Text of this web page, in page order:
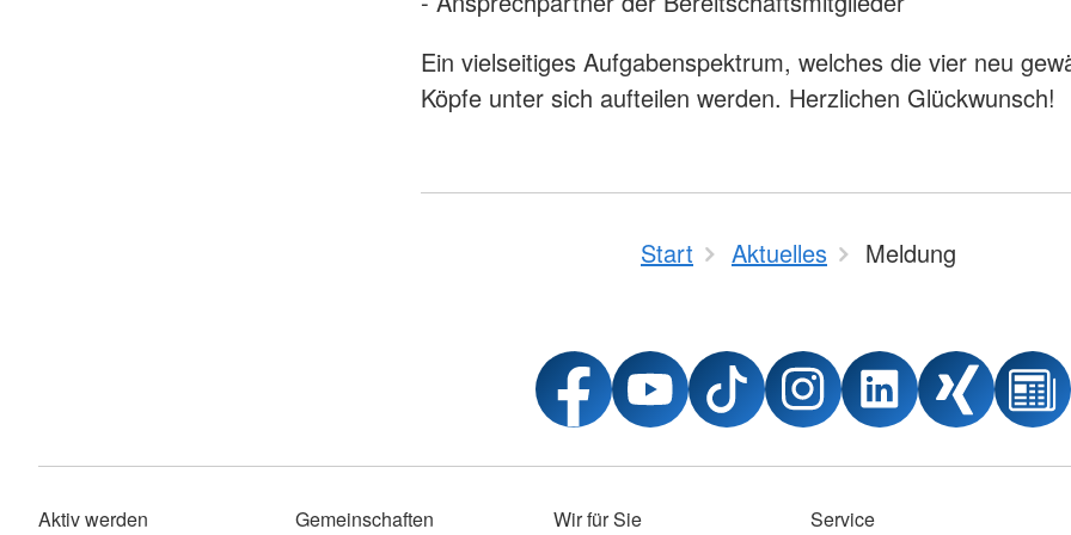
Ein vielseitiges Aufgabenspektrum, welches die vier neu
Köpfe unter sich aufteilen werden. Herzlichen Glückwunsch!
Start Aktuelles Meldung
Aktiv werden Gemeinschaften Wir für Sie Service